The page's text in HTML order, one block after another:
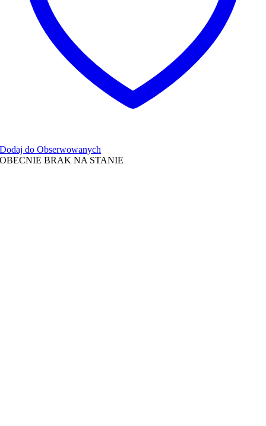
Dodaj do Obserwowanych
OBECNIE BRAK NA STANIE